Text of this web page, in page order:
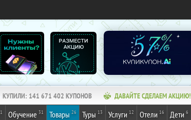
КУПИЛИ: 141 671 402 КУПОНОВ ДАВАЙТЕ СДЕЛАЕМ АКЦИЮ!
1 Обучение 31 Товары 26 Туры 13 Услуги 12 Отели 16 Дети 6